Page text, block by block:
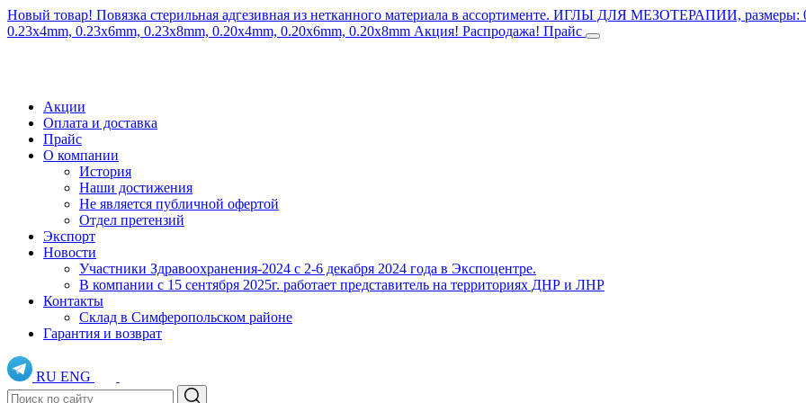
Новый товар! Повязка стерильная адгезивная из нетканного материала в ассортименте. ИГЛЫ ДЛЯ МЕЗОТЕРАПИИ, размеры:
0.23x4mm, 0.23x6mm, 0.23x8mm, 0.20x4mm, 0.20x6mm, 0.20x8mm Акция! Распродажа! Прайс
Акции
Оплата и доставка
Прайс
О компании
История
Наши достижения
Не является публичной офертой
Отдел претензий
Экспорт
Новости
Участники Здравоохранения-2024 с 2-6 декабря 2024 года в Экспоцентре.
В компании с 15 сентября 2025г. работает представитель на территориях ДНР и ЛНР
Контакты
Склад в Симферопольском районе
Гарантия и возврат
RU ENG